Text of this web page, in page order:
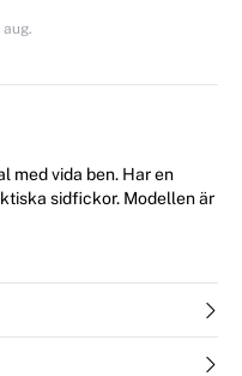
med vida ben. Har en
Modellen är